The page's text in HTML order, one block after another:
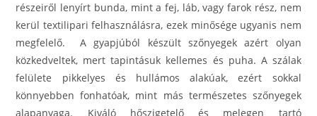
részeiről lenyírt bunda, mint a fej, láb, vagy farok rész, nem
kerül textilipari felhasználásra, ezek minősége ugyanis nem
megfelelő. A gyapjúból készült szőnyegek azért olyan
közkedveltek, mert tapintásuk kellemes és puha. A szálak
felülete pikkelyes és hullámos alakúak, ezért sokkal
könnyebben fonhatóak, mint más természetes szőnyegek
alapanyaga. Kiváló hőszigetelő és melegen tartó